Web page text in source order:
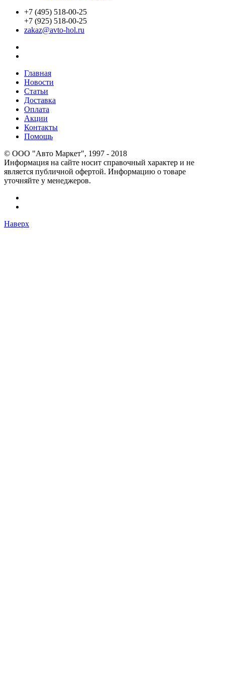
+7 (495) 518-00-25
+7 (925) 518-00-25
zakaz@avto-hol.ru
Главная
Новости
Статьи
Доставка
Оплата
Акции
Контакты
Помощь
© OOO "Авто Маркет", 1997 - 2018
Информация на сайте носит справочный характер и не
является публичной офертой. Информацию о товаре
уточняйте у менеджеров.
Наверх